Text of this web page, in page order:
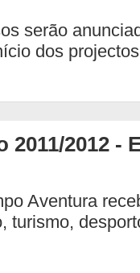
serão
dos
2012 -
Aventura
turismo,